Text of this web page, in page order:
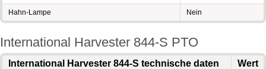
Hahn-Lampe Nein
International Harvester 844-S PTO
International Harvester 844-S technische daten Wert